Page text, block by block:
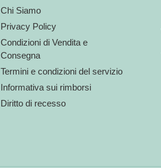
Chi Siamo
Privacy Policy
Condizioni di Vendita e
Consegna
Termini e condizioni del servizio
Informativa sui rimborsi
Diritto di recesso